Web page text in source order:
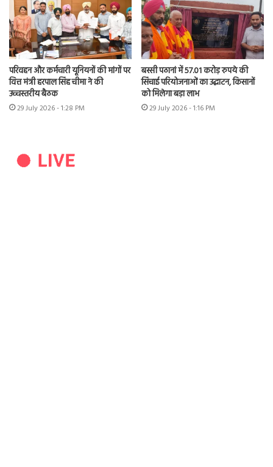
परिवहन और कर्मचारी यूनियनों की मांगों पर
वित्त मंत्री हरपाल सिंह चीमा ने की
उच्चस्तरीय बैठक
29 July 2026 - 1:28 PM
बस्सी पठानां में 57.01 करोड़ रुपये की
सिंचाई परियोजनाओं का उद्घाटन, किसानों
को मिलेगा बड़ा लाभ
29 July 2026 - 1:16 PM